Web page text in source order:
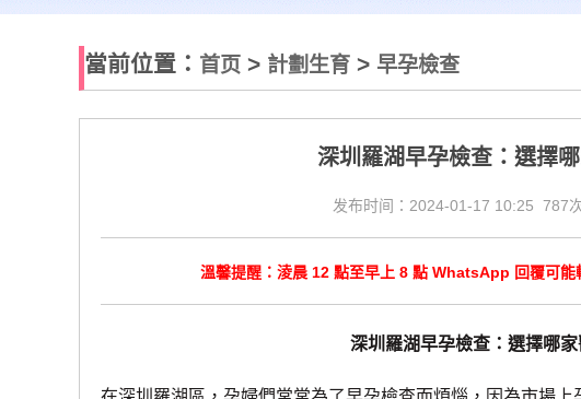
當前位置： 首页 > 計劃生育 > 早孕檢查
深圳羅湖早孕檢查：選擇
发布时间：2024-01-17 10:25 787
溫馨提醒：淩晨 12 點至早上 8 點 WhatsApp 回覆可能
深圳羅湖早孕檢查：選擇哪